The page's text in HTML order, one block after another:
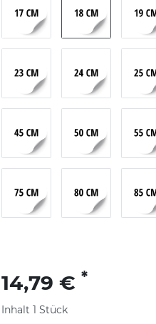
14,79 € *
Inhalt 1 Stück